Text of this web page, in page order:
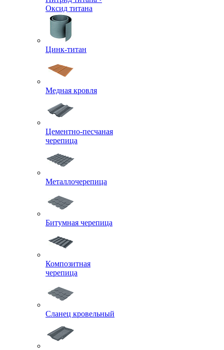
Оксид титана
Цинк-титан
Медная кровля
Цементно-песчаная
черепица
Металлочерепица
Битумная черепица
Композитная
черепица
Сланец кровельный